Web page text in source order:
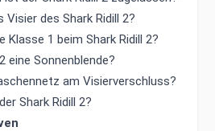
Visier des Shark Ridill 2?
Klasse 1 beim Shark Ridill 2?
eine Sonnenblende?
am Visierverschluss?
Shark Ridill 2?